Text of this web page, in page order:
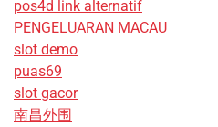
pos4d link alternatif
PENGELUARAN MACAU
slot demo
puas69
slot gacor
南昌外围